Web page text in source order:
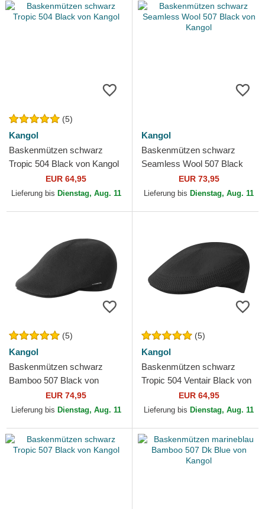
(5)
Kangol
Baskenmützen schwarz
Tropic 504 Black von Kangol
EUR 64,95
Lieferung bis Dienstag, Aug. 11
Kangol
Baskenmützen schwarz
Seamless Wool 507 Black
von KangolEUR 73,95
Lieferung bis Dienstag, Aug. 11
(5)
Kangol
Baskenmützen schwarz
Bamboo 507 Black von
EUR 74,95
Lieferung bis Dienstag, Aug. 11
(5)
Kangol
Baskenmützen schwarz
Tropic 504 Ventair Black von
EUR 64,95
Lieferung bis Dienstag, Aug. 11